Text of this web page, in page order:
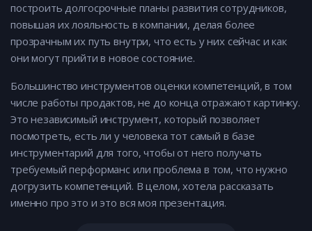
построить долгосрочные планы развития сотрудников,
повышая их лояльность в компании, делая более
прозрачным их путь внутри, что есть у них сейчас и как
они могут прийти в новое состояние.
Большинство инструментов оценки компетенций, в том
числе работы продактов, не до конца отражают картинку.
Это независимый инструмент, который позволяет
посмотреть, есть ли у человека тот самый в базе
инструментарий для того, чтобы от него получать
требуемый перформанс или проблема в том, что нужно
догрузить компетенций. В целом, хотела рассказать
именно про это и это вся моя презентация.